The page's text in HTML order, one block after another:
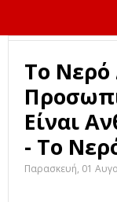
Το Νερό
Είναι
- Το
Παρασκευή, 01